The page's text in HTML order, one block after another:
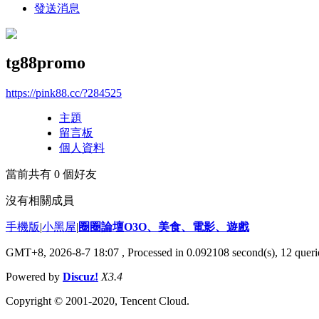
發送消息
tg88promo
https://pink88.cc/?284525
主題
留言板
個人資料
當前共有 0 個好友
沒有相關成員
手機版|小黑屋|圈圈論壇O3O、美食、電影、遊戲
GMT+8, 2026-8-7 18:07 , Processed in 0.092108 second(s), 12
Powered by Discuz! X3.4
Copyright © 2001-2020, Tencent Cloud.